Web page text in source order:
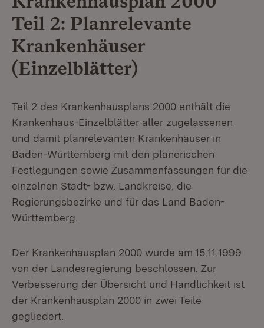
Teil 2: Planrelevante
Krankenhäuser
(Einzelblätter)
Teil 2 des Krankenhausplans 2000 enthält die
Krankenhaus-Einzelblätter aller zugelassenen
und damit planrelevanten Krankenhäuser in
Baden-Württemberg mit den planerischen
Festlegungen sowie Zusammenfassungen für die
einzelnen Stadt- bzw. Landkreise, die
Regierungsbezirke und für das Land Baden-
Württemberg.
Der Krankenhausplan 2000 wurde am 15.11.1999
von der Landesregierung beschlossen. Zur
Verbesserung der Übersicht und Handlichkeit ist
der Krankenhausplan 2000 in zwei Teile
gegliedert.